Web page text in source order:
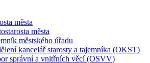
města
města
městského úřadu
kancelář starosty a tajemníka (OKST)
správní a vnitřních věcí (OSVV)